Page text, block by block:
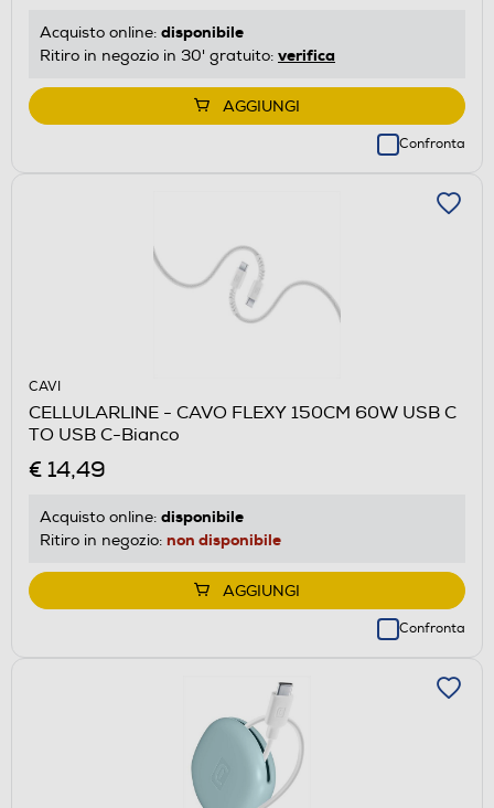
Acquisto online: disponibile
Ritiro in negozio in 30' gratuito: verifica
AGGIUNGI
Confronta
CAVI
CELLULARLINE - CAVO FLEXY 150CM 60W USB C
TO USB C-Bianco
€ 14,49
Acquisto online: disponibile
Ritiro in negozio: non disponibile
AGGIUNGI
Confronta